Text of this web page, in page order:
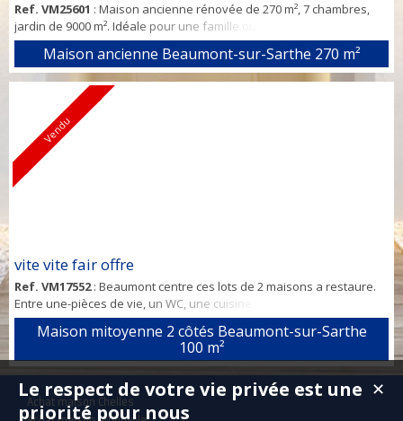
Ref. VM25601 : Maison ancienne rénovée de 270 m², 7 chambres,
jardin de 9000 m². Idéale pour une famille ou chambre d'hôtes.
Petits travaux à prévoir. Commerces et école à proximité.
Maison ancienne Beaumont-sur-Sarthe 270 m²
Vendu
vite vite fair offre
Ref. VM17552: Beaumont centre ces lots de 2 maisons a restaure.
Entre une-pièces de vie, un WC, une cuisine, débarra et une
courette a l'étage 3 chambres salle de bain et un grenier
aménageable. Elle est a restauré dans la totalité. À ce prix,
Maison mitoyenne 2 côtés Beaumont-sur-Sarthe
100 m²
Achat maison Chelles
✕
Le respect de votre vie privée est une
priorité pour nous